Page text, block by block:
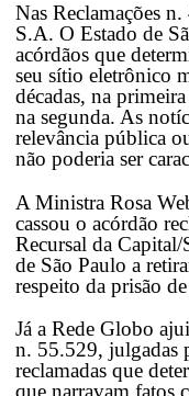
Nas Reclamações
S.A. O Estado de
acórdãos que
seu sítio eletrônico
décadas, na
na segunda. As
relevância pública
não poderia ser
A Ministra Rosa
cassou o acórdão
Recursal da
de São Paulo a
respeito da prisão
Já a Rede Globo
n. 55.529, julgadas
reclamadas que
que narravam fatos